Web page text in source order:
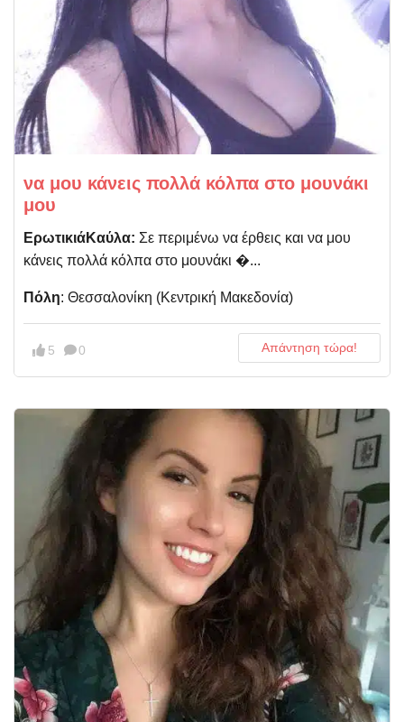
να μου κάνεις πολλά κόλπα στο μουνάκι
μου
ΕρωτικιάΚαύλα: Σε περιμένω να έρθεις και να μου
κάνεις πολλά κόλπα στο μουνάκι �...
Πόλη: Θεσσαλονίκη (Kεντρική Μακεδονία)
5 0 Απάντηση τώρα!